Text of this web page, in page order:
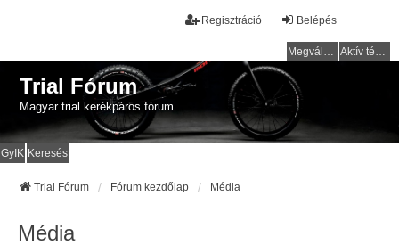
Belépés
Regisztráció
Megválaszolatlan témák Aktív témák
Trial Fórum
Magyar trial kerékpáros fórum
GyIK Keresés
Trial Fórum Fórum kezdőlap Média
Média